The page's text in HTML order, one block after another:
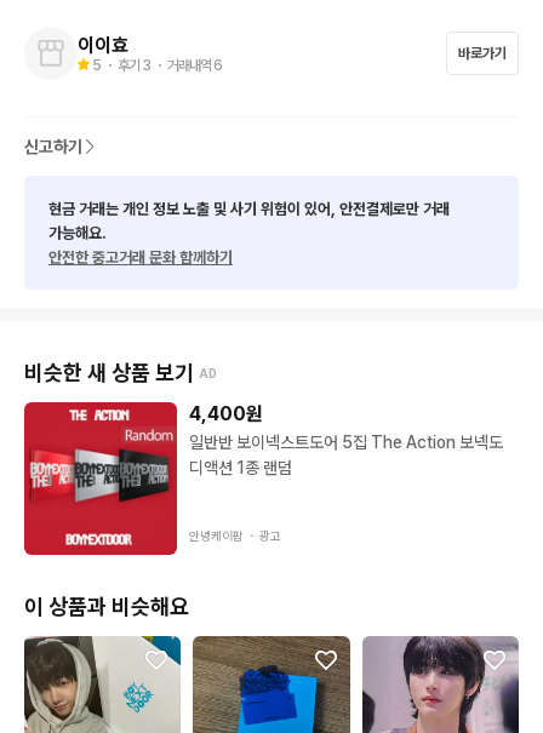
이이효
5 ・ 후기 3 ・ 거래내역 6
바로가기
신고하기
현금 거래는 개인 정보 노출 및 사기 위험이 있어, 안전결제로만 거래
가능해요.
안전한 중고거래 문화 함께하기
비슷한 새 상품 보기 AD
4,400원
일반반 보이넥스트도어 5집 The Action 보넥도
디액션 1종 랜덤
안녕케이팝 ・ 광고
이 상품과 비슷해요